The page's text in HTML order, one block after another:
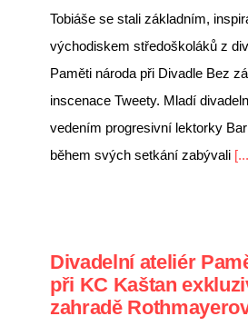
Tobiáše se stali základním,
východiskem středoškoláků z
Paměti národa při Divadle Bez
inscenace Tweety. Mladí
vedením progresivní lektorky
během svých setkání zabývali
Divadelní ateliér
při KC Kaštan
zahradě